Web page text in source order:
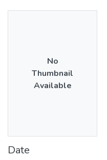
No
Thumbnail
Available
Date